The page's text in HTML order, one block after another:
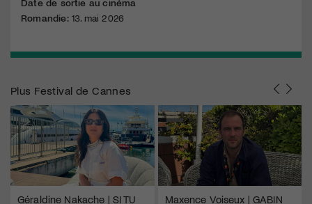
Romandie:13. mai 2026
Plus Festival de Cannes
Géraldine Nakache | SI TU
Maxence Voiseux | GABIN